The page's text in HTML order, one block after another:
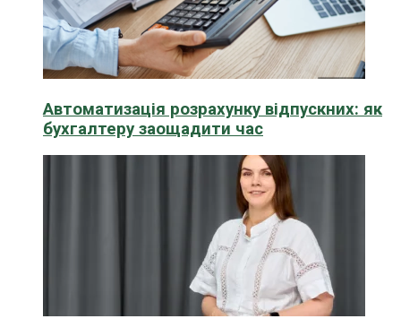
Автоматизація розрахунку відпускних: як
бухгалтеру заощадити час